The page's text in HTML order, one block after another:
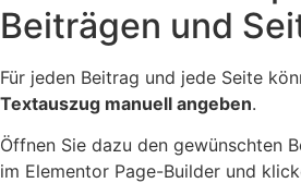
Beiträgen und
Für jeden Beitrag und jede Seite
Textauszug manuell angeben.
Öffnen Sie dazu den gewünschten
im Elementor Page-Builder und